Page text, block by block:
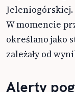
Jeleniogórskiej.
W momencie
określano jako
zależały od
Alerty